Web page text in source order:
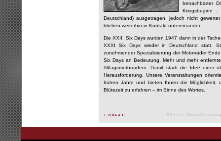
benachbarter
Kriegsbeginn -
Deutschland) ausgetragen, jedoch nicht
blieben weiterhin in Kontakt untereinander.
Die XXII. Six Days wurden 1947 dann in der
XXXI Six Days wieder in Deutschland statt.
zunehmender Spezialisierung der Motorräder
Six Days an Bedeutung. Mehr und mehr
Alltagsmotorrädern. Damit starb die Idee einer
Herausforderung. Unsere Veranstaltungen
frühen Jahre und bieten Ihnen die Möglichkeit,
Blütezeit zu erfahren – im Sinne des Wortes.
#letzte